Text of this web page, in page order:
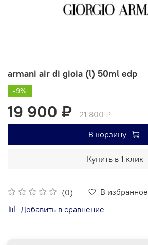
armani air di gioia (l) 50ml edp
(0)
В избранное
Добавить в сравнение
-9%
19 900 ₽
21 800 ₽
В корзину
Купить в 1 клик